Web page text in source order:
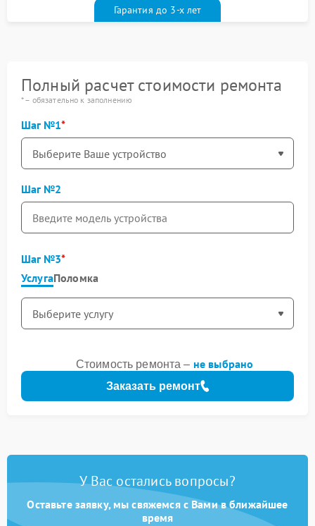
Гарантия до 3-х лет
Полный расчет стоимости ремонта
* – обязательно к заполнению
Шаг №1
Шаг №2
Шаг №3
УслугаПоломка
Заказать ремонт
Стоимость ремонта – не выбрано
У Вас остались вопросы?
Оставьте заявку, мы свяжемся с Вами в ближайшее
время